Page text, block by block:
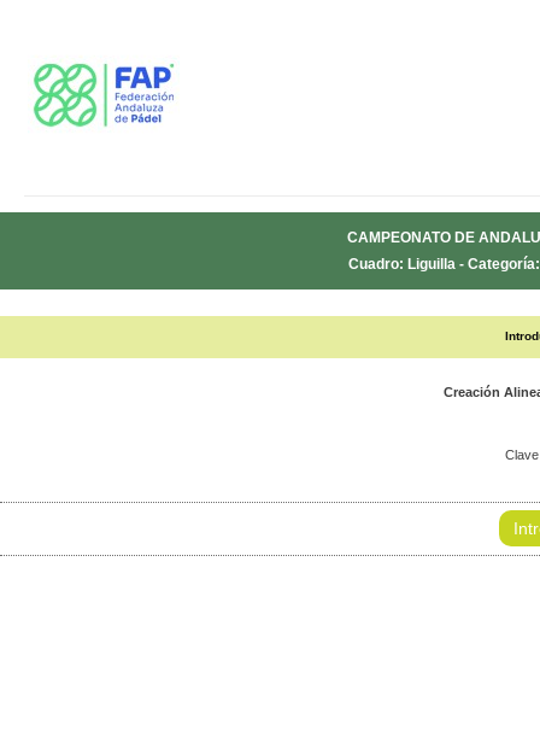
CAMPEONATO DE
Cuadro: Liguilla -
Creación